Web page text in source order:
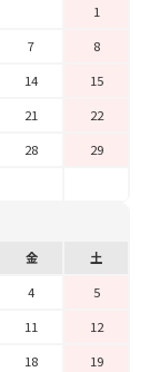
1
7
8
14
15
21
22
28
29
金
土
4
5
11
12
18
19